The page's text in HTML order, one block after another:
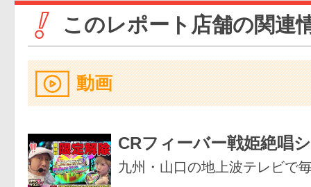
このレポート店舗の関連
動画
CRフィーバー戦姫絶唱
九州・山口の地上波テレビで